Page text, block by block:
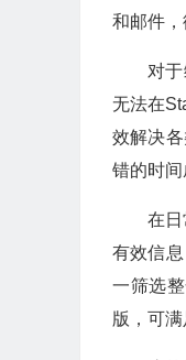
和邮件，
对
无法在
效解决
错的时间
在
有效信
一筛选
版，可